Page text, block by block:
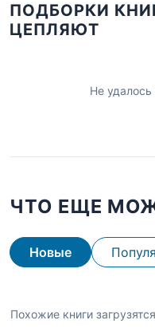
ПОДБОРКИ
ЦЕПЛЯЮТ
Не удалось
ЧТО ЕЩЕ
Новые
Похожие книги